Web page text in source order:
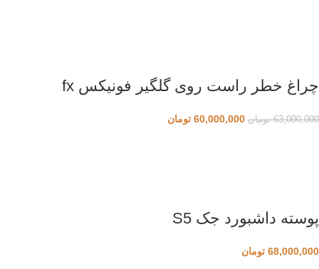
چراغ خطر راست روی گلگیر فونیکس fx
63,000,000 تومان 60,000,000 تومان
پوسته داشبورد جک S5
68,000,000 تومان